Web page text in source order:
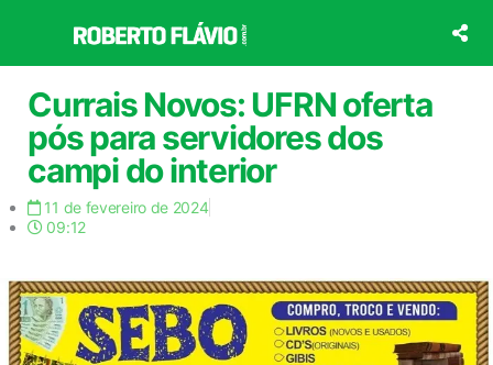
o
conteúdo
Currais Novos: UFRN oferta
pós para servidores dos
campi do interior
11 de fevereiro de 2024
09:12